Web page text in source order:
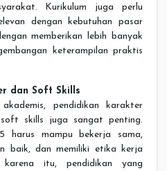
Kurikulum juga perlu
dengan kebutuhan pasar
memberikan lebih banyak
keterampilan praktis
dan Soft Skills
pendidikan karakter
skills juga sangat penting.
harus mampu bekerja sama,
baik, dan memiliki etika kerja
itu, pendidikan yang